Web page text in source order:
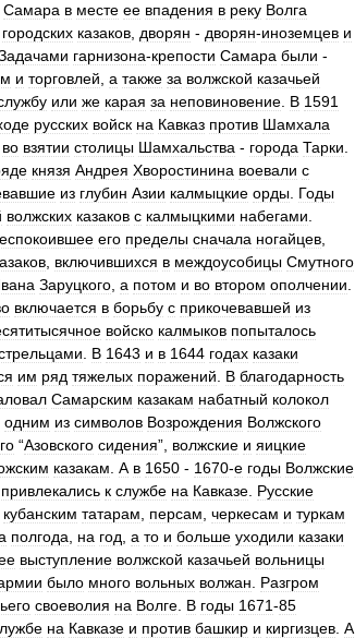
Самара в месте ее впадения в реку Волга
городских казаков дворян - дворян-иноземцев и
гарнизона-крепости Самара были -
и торговлей а также за волжской казачьей
или же карая за неповиновение В 1591
русских войск на Кавказ против Шамхала
во взятии столицы Шамхальства - города Тарки
князя Андрея Хворостинина воевали с
из глубин Азии калмыцкие орды Годы
волжских казаков с калмыцкими набегами
его пределы сначала ногайцев
включившихся в междоусобицы Смутного
Заруцкого а потом и во втором ополчении
включается в борьбу с прикочевавшей из
войско калмыков попыталось
В 1643 и в 1644 годах казаки
им ряд тяжелых поражений В благодарность
Самарским казакам набатный колокол
одним из символов Возрождения Волжского
“Азовского сидения”, волжские и яицкие
казакам А в 1650 - 1670-е годы Волжские
привлекались к службе на Кавказе Русские
кубанским татарам персам черкесам и туркам
полгода на год а то и больше уходили казаки
выступление волжской казачьей вольницы
было много вольных волжан
Разгром
своеволия на Волге В годы 1671-85
на Кавказе и против башкир и киргизцев А